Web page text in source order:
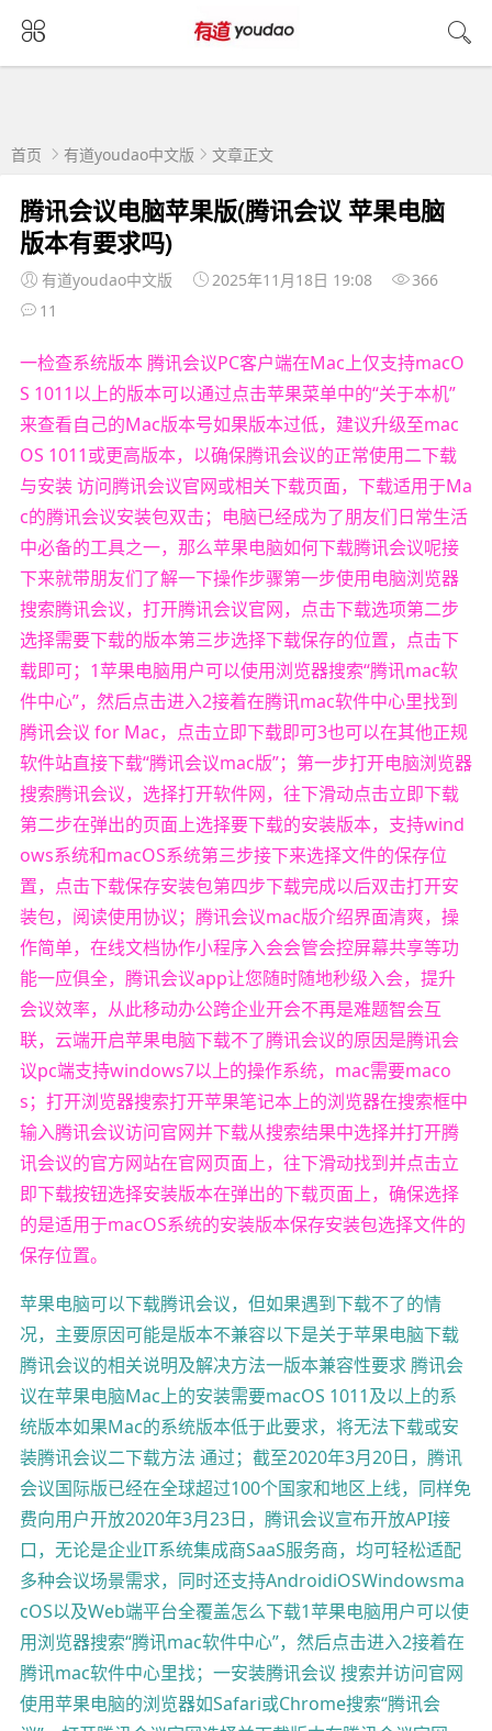
首页 有道youdao中文版 文章正文
腾讯会议电脑苹果版(腾讯会议 苹果电脑
版本有要求吗)
有道youdao中文版 2025年11月18日 19:08
366
11
一检查系统版本 腾讯会议PC客户端在Mac上仅支持macO
S 1011以上的版本可以通过点击苹果菜单中的“关于本机”
来查看自己的Mac版本号如果版本过低，建议升级至mac
OS 1011或更高版本，以确保腾讯会议的正常使用二下载
与安装 访问腾讯会议官网或相关下载页面，下载适用于Ma
c的腾讯会议安装包双击；电脑已经成为了朋友们日常生活
中必备的工具之一，那么苹果电脑如何下载腾讯会议呢接
下来就带朋友们了解一下操作步骤第一步使用电脑浏览器
搜索腾讯会议，打开腾讯会议官网，点击下载选项第二步
选择需要下载的版本第三步选择下载保存的位置，点击下
载即可；1苹果电脑用户可以使用浏览器搜索“腾讯mac软
件中心”，然后点击进入2接着在腾讯mac软件中心里找到
腾讯会议 for Mac，点击立即下载即可3也可以在其他正规
软件站直接下载“腾讯会议mac版”；第一步打开电脑浏览器
搜索腾讯会议，选择打开软件网，往下滑动点击立即下载
第二步在弹出的页面上选择要下载的安装版本，支持wind
ows系统和macOS系统第三步接下来选择文件的保存位
置，点击下载保存安装包第四步下载完成以后双击打开安
装包，阅读使用协议；腾讯会议mac版介绍界面清爽，操
作简单，在线文档协作小程序入会会管会控屏幕共享等功
能一应俱全，腾讯会议app让您随时随地秒级入会，提升
会议效率，从此移动办公跨企业开会不再是难题智会互
联，云端开启苹果电脑下载不了腾讯会议的原因是腾讯会
议pc端支持windows7以上的操作系统，mac需要maco
s；打开浏览器搜索打开苹果笔记本上的浏览器在搜索框中
输入腾讯会议访问官网并下载从搜索结果中选择并打开腾
讯会议的官方网站在官网页面上，往下滑动找到并点击立
即下载按钮选择安装版本在弹出的下载页面上，确保选择
的是适用于macOS系统的安装版本保存安装包选择文件的
保存位置。
苹果电脑可以下载腾讯会议，但如果遇到下载不了的情
况，主要原因可能是版本不兼容以下是关于苹果电脑下载
腾讯会议的相关说明及解决方法一版本兼容性要求 腾讯会
议在苹果电脑Mac上的安装需要macOS 1011及以上的系
统版本如果Mac的系统版本低于此要求，将无法下载或安
装腾讯会议二下载方法 通过；截至2020年3月20日，腾讯
会议国际版已经在全球超过100个国家和地区上线，同样免
费向用户开放2020年3月23日，腾讯会议宣布开放API接
口，无论是企业IT系统集成商SaaS服务商，均可轻松适配
多种会议场景需求，同时还支持AndroidiOSWindowsma
cOS以及Web端平台全覆盖怎么下载1苹果电脑用户可以使
用浏览器搜索“腾讯mac软件中心”，然后点击进入2接着在
腾讯mac软件中心里找；一安装腾讯会议 搜索并访问官网
使用苹果电脑的浏览器如Safari或Chrome搜索“腾讯会